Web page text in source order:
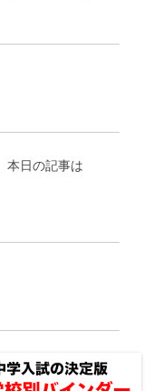
本日の記事は